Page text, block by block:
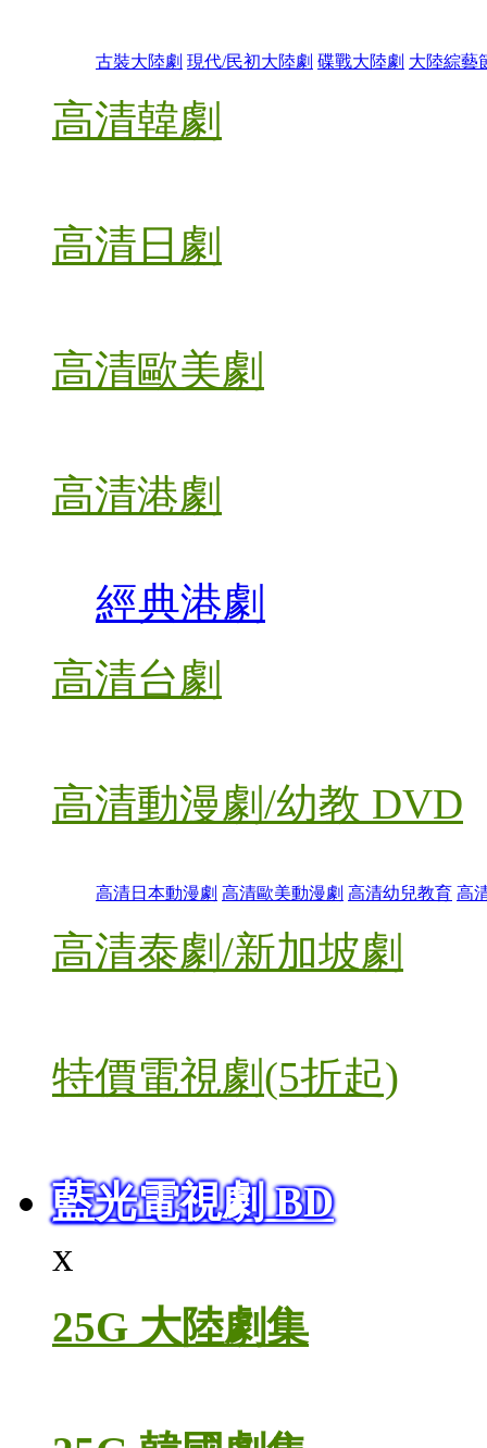
古裝大陸劇 現代/民初大陸劇 碟戰大陸劇 大陸綜藝
高清韓劇
高清日劇
高清歐美劇
高清港劇
經典港劇
高清台劇
高清動漫劇/幼教 DVD
高清日本動漫劇 高清歐美動漫劇 高清幼兒教育 高
高清泰劇/新加坡劇
特價電視劇(5折起)
藍光電視劇 BD
x
25G 大陸劇集